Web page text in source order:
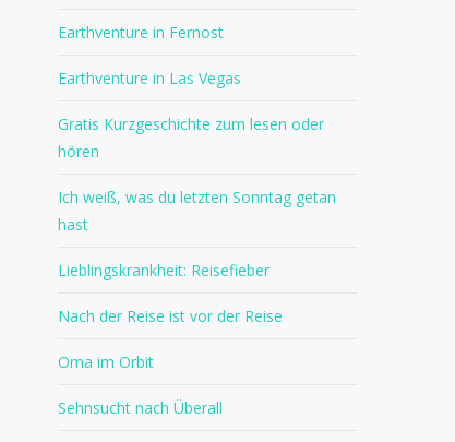
Earthventure in Fernost
Earthventure in Las Vegas
Gratis Kurzgeschichte zum lesen oder
hören
Ich weiß, was du letzten Sonntag getan
hast
Lieblingskrankheit: Reisefieber
Nach der Reise ist vor der Reise
Oma im Orbit
Sehnsucht nach Überall